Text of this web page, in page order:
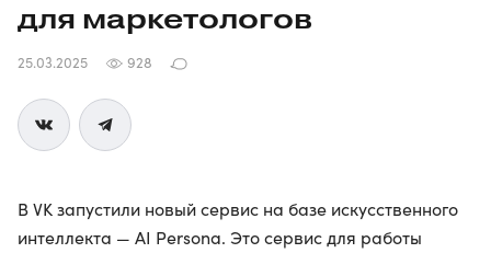
для маркетологов
25.03.2025 928
В VK запустили новый сервис на базе искусственного
интеллекта — AI Persona. Это сервис для работы